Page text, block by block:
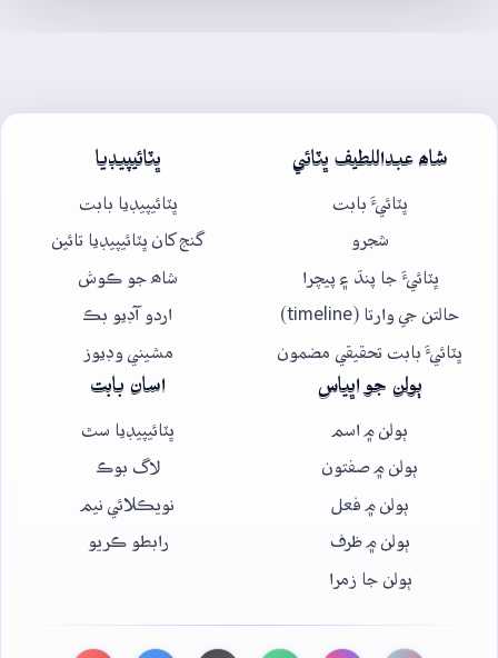
شاھ عبداللطيف ڀٽائي
ڀٽائيءَ بابت
شجرو
ڀٽائيءَ جا پنڌ ۽ پيچرا
حالتن جي وارتا (timeline)
ڀٽائيءَ بابت تحقيقي مضمون
ڀٽائيپيڊيا
ڀٽائيپيڊيا بابت
گنج کان ڀٽائيپيڊيا تائين
شاھ جو ڪوش
اردو آڊيو بڪ
مشيني وڊيوز
ٻولن جو اڀياس
ٻولن ۾ اسم
ٻولن ۾ صفتون
ٻولن ۾ فعل
ٻولن ۾ ظرف
ٻولن جا زمرا
اسان بابت
ڀٽائيپيڊيا سٿ
لاگ بوڪ
نويڪلائي نيم
رابطو ڪريو